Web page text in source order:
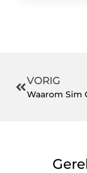
VORIG